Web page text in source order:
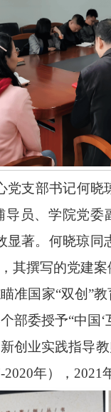
党支部书记何
员、学院党
显著。何晓琼
其撰写的党建
准国家“双创”
部委授予“中国
创业实践指导
年），2021